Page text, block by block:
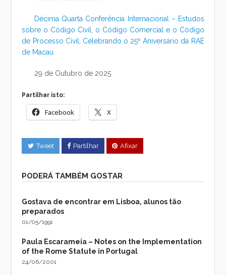
Décima Quarta Conferência Internacional – Estudos
sobre o Código Civil, o Código Comercial e o Código
de Processo Civil, Celebrando o 25º Aniversário da RAE
de Macau
29 de Outubro de 2025
Partilhar isto:
Facebook X
Tweet Partilhar Afixar
PODERÁ TAMBÉM GOSTAR
Gostava de encontrar em Lisboa, alunos tão
preparados
01/05/1991
Paula Escarameia – Notes on the Implementation
of the Rome Statute in Portugal
24/06/2001